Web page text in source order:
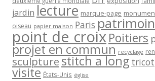
jardin lecture marque-page
oiseau papier maison Paris
point de croixPoitiers
projet en commun recyclage
sculpturestitch a long tricot
visite États-Unis église